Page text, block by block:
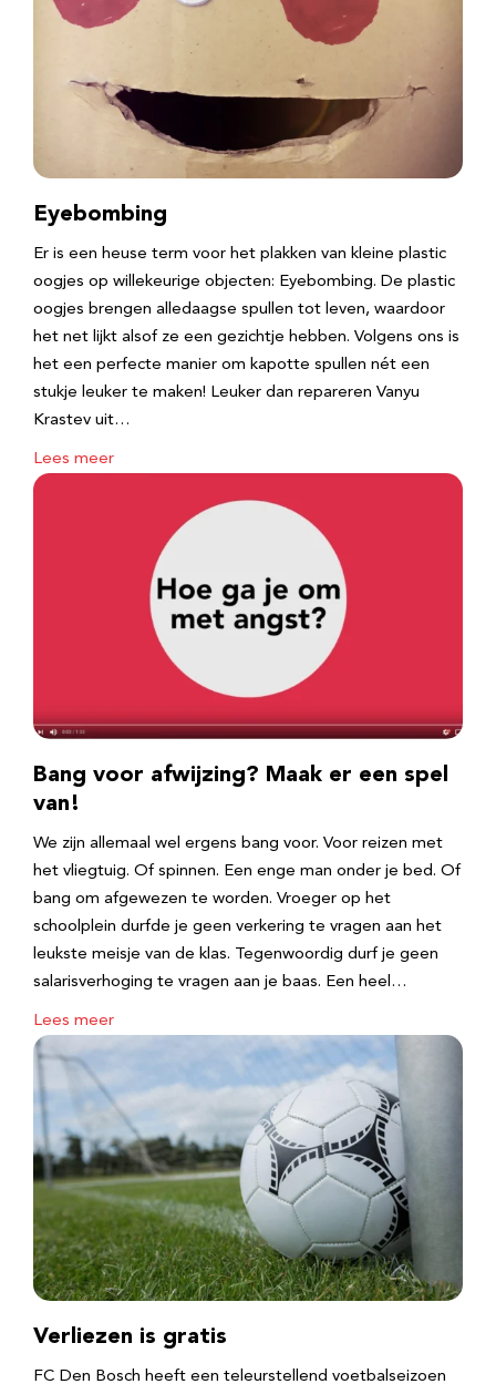
Eyebombing
Er is een heuse term voor het plakken van kleine plastic
oogjes op willekeurige objecten: Eyebombing. De plastic
oogjes brengen alledaagse spullen tot leven, waardoor
het net lijkt alsof ze een gezichtje hebben. Volgens ons is
het een perfecte manier om kapotte spullen nét een
stukje leuker te maken! Leuker dan repareren Vanyu
Krastev uit…
Lees meer
Bang voor afwijzing? Maak er een spel
van!
We zijn allemaal wel ergens bang voor. Voor reizen met
het vliegtuig. Of spinnen. Een enge man onder je bed. Of
bang om afgewezen te worden. Vroeger op het
schoolplein durfde je geen verkering te vragen aan het
leukste meisje van de klas. Tegenwoordig durf je geen
salarisverhoging te vragen aan je baas. Een heel…
Lees meer
Verliezen is gratis
FC Den Bosch heeft een teleurstellend voetbalseizoen